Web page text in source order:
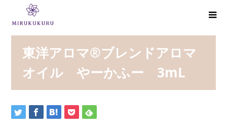
東洋アロマ®ブレンドアロマ
オイル やーかふー 3mL